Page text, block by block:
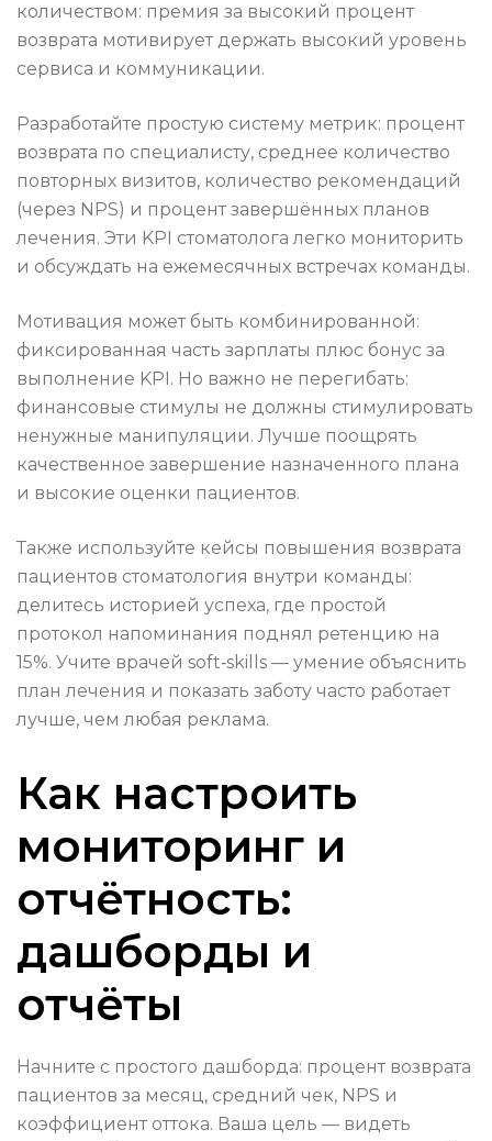
количеством: премия за высокий процент
возврата мотивирует держать высокий уровень
сервиса и коммуникации.
Разработайте простую систему метрик: процент
возврата по специалисту, среднее количество
повторных визитов, количество рекомендаций
(через NPS) и процент завершённых планов
лечения. Эти KPI стоматолога легко мониторить
и обсуждать на ежемесячных встречах команды.
Мотивация может быть комбинированной:
фиксированная часть зарплаты плюс бонус за
выполнение KPI. Но важно не перегибать:
финансовые стимулы не должны стимулировать
ненужные манипуляции. Лучше поощрять
качественное завершение назначенного плана
и высокие оценки пациентов.
Также используйте кейсы повышения возврата
пациентов стоматология внутри команды:
делитесь историей успеха, где простой
протокол напоминания поднял ретенцию на
15%. Учите врачей soft‑skills — умение объяснить
план лечения и показать заботу часто работает
лучше, чем любая реклама.
Как настроить
мониторинг и
отчётность:
дашборды и
отчёты
Начните с простого дашборда: процент возврата
пациентов за месяц, средний чек, NPS и
коэффициент оттока. Ваша цель — видеть